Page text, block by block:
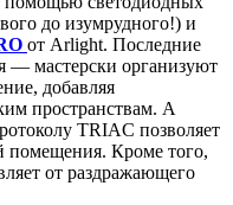
до изумрудного!) и
от Arlight. Последние
— мастерски организуют
добавляя
пространствам. А
TRIAC позволяет
помещения. Кроме того,
от раздражающего